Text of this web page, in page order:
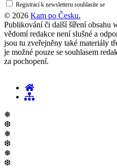
Registrací k newsletteru souhlasíte se
© 2026 Kam po Česku.
Publikování či další šíření obsahu
vědomí redakce není slušné a
jsou tu zveřejněny také materiály
je možné pouze se souhlasem
za pochopení.
❅
❆
❅
❆
❅
❆